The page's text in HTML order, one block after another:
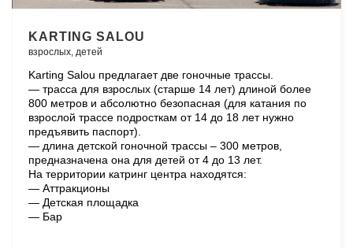
KARTING SALOU
взрослых, детей
Karting Salou предлагает две гоночные трассы.
— трасса для взрослых (старше 14 лет) длиной более
800 метров и абсолютно безопасная (для катания по
взрослой трассе подросткам от 14 до 18 лет нужно
предъявить паспорт).
— длина детской гоночной трассы – 300 метров,
предназначена она для детей от 4 до 13 лет.
На территории катринг центра находятся:
— Аттракционы
— Детская площадка
— Бар